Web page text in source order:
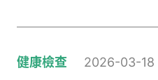
健康檢查 2026-03-18